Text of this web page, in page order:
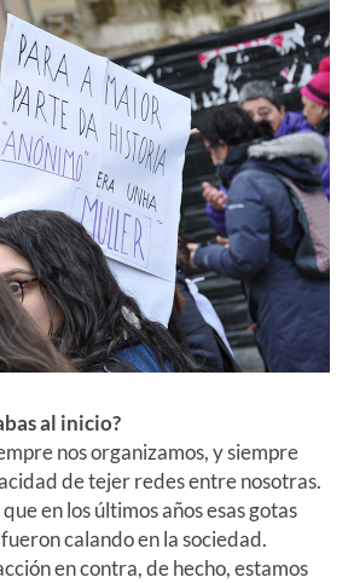
al inicio?
nos organizamos, y siempre
de tejer redes entre nosotras.
en los últimos años esas gotas
calando en la sociedad.
en contra, de hecho, estamos